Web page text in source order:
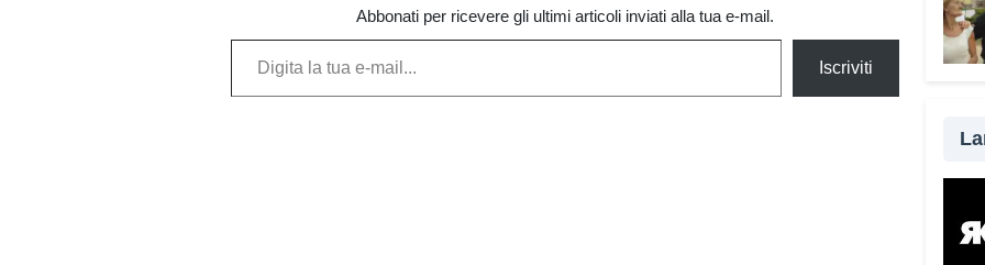
Abbonati per ricevere gli ultimi articoli inviati alla tua e-mail.
Digita la tua e-mail...
Iscriviti
una
con i
la